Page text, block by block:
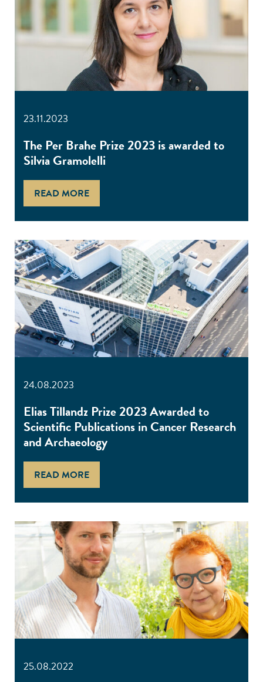
23.11.2023
The Per Brahe Prize 2023 is awarded to
Silvia Gramolelli
READ MORE
24.08.2023
Elias Tillandz Prize 2023 Awarded to
Scientific Publications in Cancer Research
and Archaeology
READ MORE
25.08.2022